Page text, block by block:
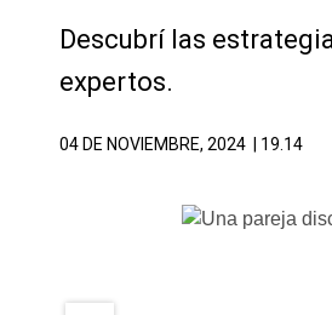
Descubrí las
expertos.
04 DE NOVIEMBRE, 2024 | 19.14